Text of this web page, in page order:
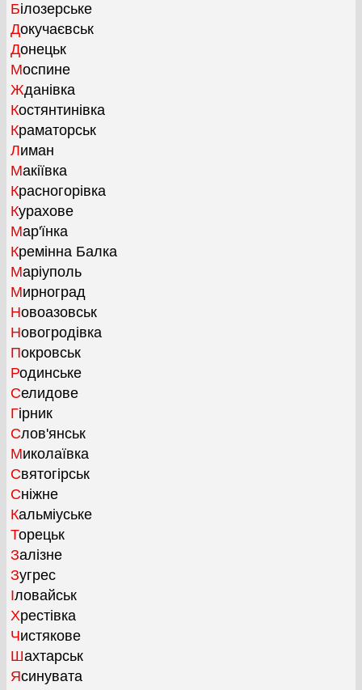
Білозерське
Докучаєвськ
Донецьк
Моспине
Жданівка
Костянтинівка
Краматорськ
Лиман
Макіївка
Красногорівка
Курахове
Мар'їнка
Кремінна Балка
Маріуполь
Мирноград
Новоазовськ
Новогродівка
Покровськ
Родинське
Селидове
Гірник
Слов'янськ
Миколаївка
Святогірськ
Сніжне
Кальміуське
Торецьк
Залізне
Зугрес
Іловайськ
Хрестівка
Чистякове
Шахтарськ
Ясинувата